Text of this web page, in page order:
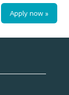
Apply now »